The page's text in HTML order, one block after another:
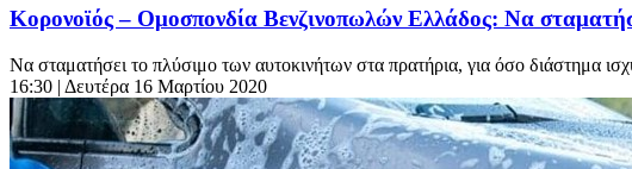
Κορονοϊός – Ομοσπονδία Βενζινοπωλών Ελλάδος: Να
Να σταματήσει το πλύσιμο των αυτοκινήτων στα πρατήρια, για όσο διάστημα
16:30 | Δευτέρα 16 Μαρτίου 2020